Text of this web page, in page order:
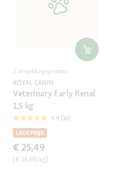
2 Verpakkingsgroottes
ROYAL CANIN
Veterinary Early Renal
1,5 kg
4.9 (10)
LAGE PRIJS
€ 25,49
(€ 16,99/kg)